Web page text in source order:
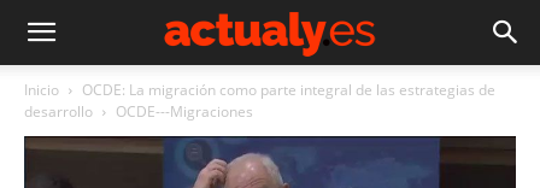
Inicio
OCDE: La migración como parte integral de las estrategias de
desarrollo
OCDE---Migraciones